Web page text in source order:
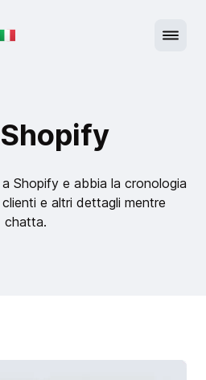
Shopify
Shopify e abbia la cronologia
e altri dettagli mentre
chatta.